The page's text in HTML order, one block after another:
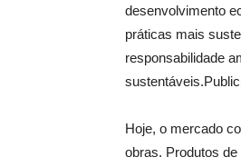
desenvolvimento
práticas mais
responsabilidade
Hoje, o mercado
obras. Produtos